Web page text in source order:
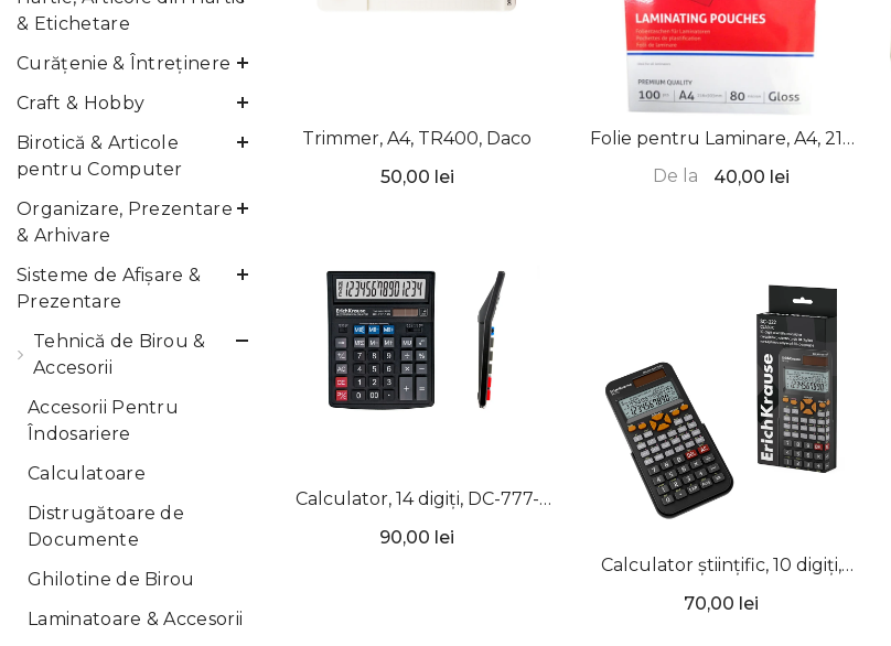
& Etichetare
Curățenie & Întreținere
Craft & Hobby
Birotică & Articole
pentru Computer
Organizare, Prezentare
& Arhivare
Sisteme de Afişare &
Prezentare
Tehnică de Birou &
Accesorii
Accesorii Pentru
Îndosariere
Calculatoare
Distrugătoare de
Documente
Ghilotine de Birou
Laminatoare & Accesorii
Trimmer, A4, TR400, Daco
50,00 lei
Folie pentru Laminare, A4, 216
x 303 mm, Optima
De la 40,00 lei
Calculator, 14 digiți, DC-777-
14N, ErichKrause
90,00 lei
Calculator științific, 10 digiți,
SC-222, ErichKrause
70,00 lei